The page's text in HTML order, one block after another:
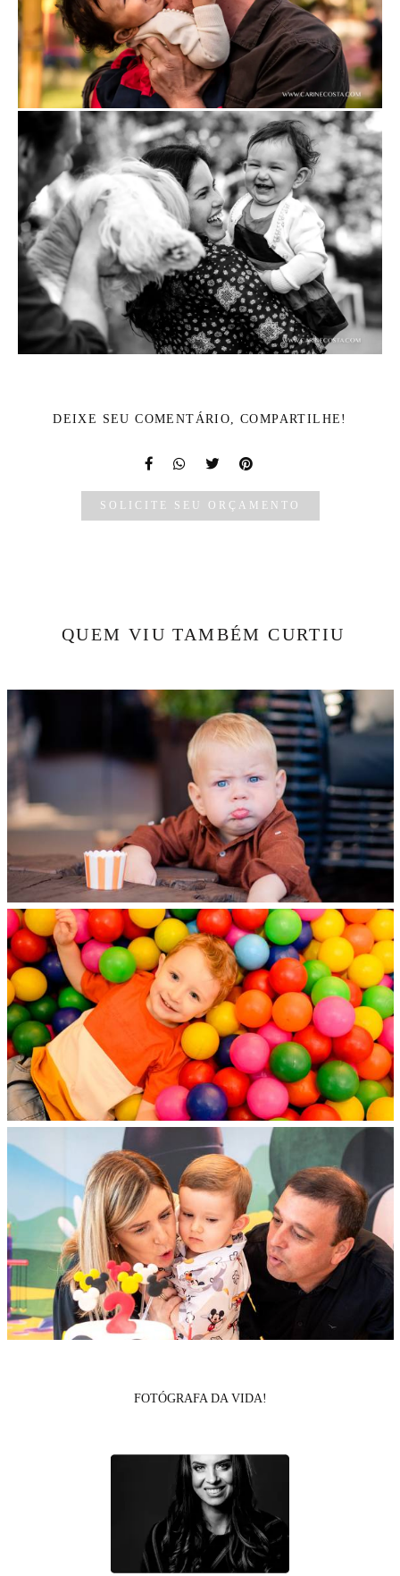
DEIXE SEU COMENTÁRIO, COMPARTILHE!
SOLICITE SEU ORÇAMENTO
QUEM VIU TAMBÉM CURTIU
FOTÓGRAFA DA VIDA!